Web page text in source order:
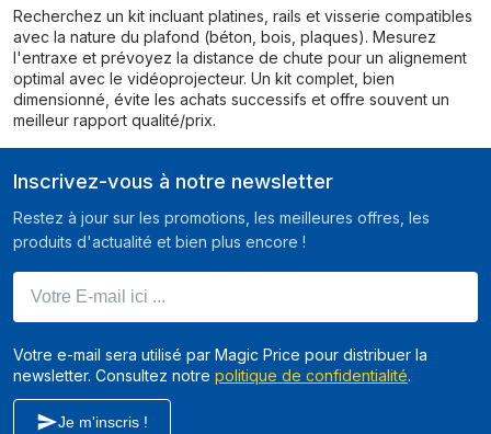
Recherchez un kit incluant platines, rails et visserie compatibles
avec la nature du plafond (béton, bois, plaques). Mesurez
l'entraxe et prévoyez la distance de chute pour un alignement
optimal avec le vidéoprojecteur. Un kit complet, bien
dimensionné, évite les achats successifs et offre souvent un
meilleur rapport qualité/prix.
Inscrivez-vous à notre newsletter
Restez à jour sur les promotions, les meilleures offres, les
produits d'actualité et bien plus encore !
Votre e-mail sera utilisé par Magic Price pour distribuer la
newsletter. Consultez notre politique de confidentialité.
Je m'inscris !